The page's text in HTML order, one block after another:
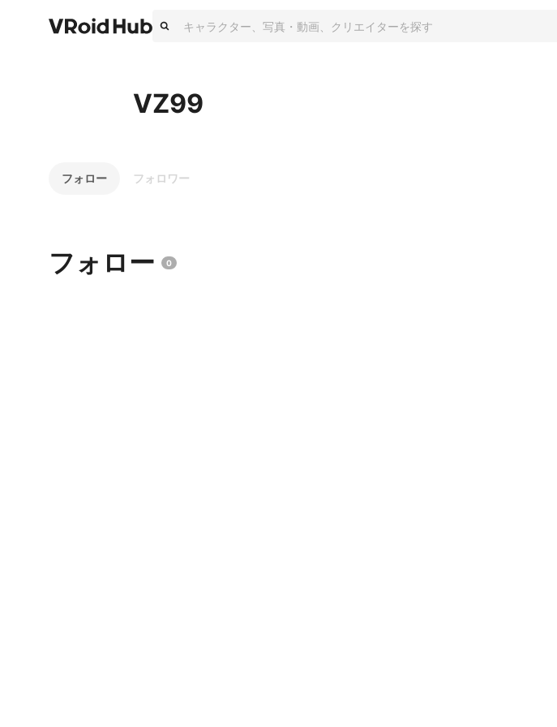
VZ99
フォロー フォロワー
フォロー 0